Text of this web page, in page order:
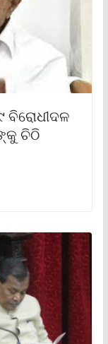
ବିରୋଧୀଦଳ
ଚିଠି